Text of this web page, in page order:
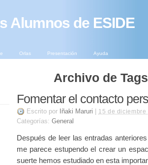
Alumnos de ESIDE
Orlas Presentación Ayuda
Archivo de
Fomentar el contacto
Escrito por Iñaki Maruri 15 de diciembre
Categorías: General
Después de leer las entradas
me parece estupendo el crear un
suerte hemos estudiado en esta